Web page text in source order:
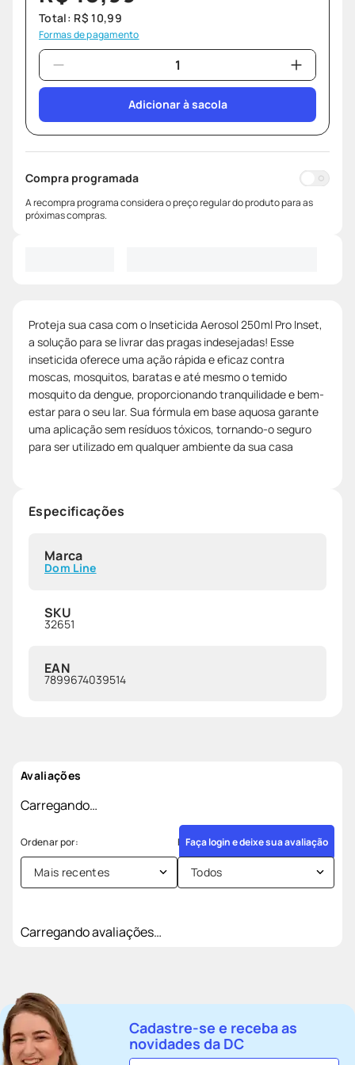
Total: R$ 10,99
Formas de pagamento
Adicionar à sacola
Compra programada
A recompra programa considera o preço regular do produto para as
próximas compras.
Proteja sua casa com o Inseticida Aerosol 250ml Pro Inset,
a solução para se livrar das pragas indesejadas! Esse
inseticida oferece uma ação rápida e eficaz contra
moscas, mosquitos, baratas e até mesmo o temido
mosquito da dengue, proporcionando tranquilidade e bem-
estar para o seu lar. Sua fórmula em base aquosa garante
uma aplicação sem resíduos tóxicos, tornando-o seguro
para ser utilizado em qualquer ambiente da sua casa
Especificações
Marca
Dom Line
SKU
32651
EAN
7899674039514
Avaliações
Carregando…
Faça login e deixe sua avaliação
Mais recentes Todos
Carregando avaliações…
Cadastre-se e receba as
novidades da DC